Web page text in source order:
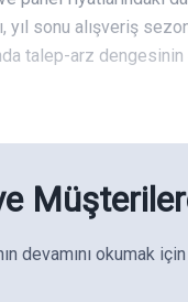
yıl sonu alışveriş
talep-arz
devamını okumak